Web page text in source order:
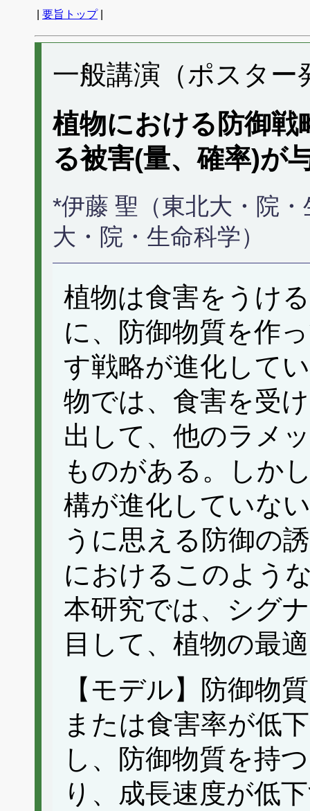
要旨トップ|
一般講演（ポスター
植物における防御戦
る被害(量、確率)が
*伊藤 聖（東北大・院
大・院・生命科学）
植物は食害をうけ
に、防御物質を作
す戦略が進化して
物では、食害を受
出して、他のラメ
ものがある。しか
構が進化していな
うに思える防御の
におけるこのよう
本研究では、シグ
目して、植物の最
【モデル】防御物
または食害率が低
し、防御物質を持
り、成長速度が低